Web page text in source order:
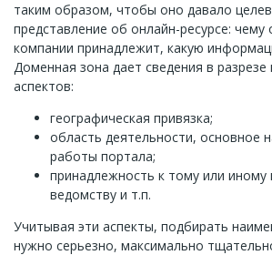
таким образом, чтобы оно давало
представление об онлайн-ресурсе:
компании принадлежит, какую
Доменная зона дает сведения в разрезе
аспектов:
географическая привязка;
область деятельности, основное
работы портала;
принадлежность к тому или иному
ведомству и т.п.
Учитывая эти аспекты, подбирать
нужно серьезно, максимально